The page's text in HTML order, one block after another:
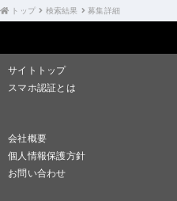
トップ 検索結果 募集詳細
サイトトップ
スマホ認証とは
会社概要
個人情報保護方針
お問い合わせ